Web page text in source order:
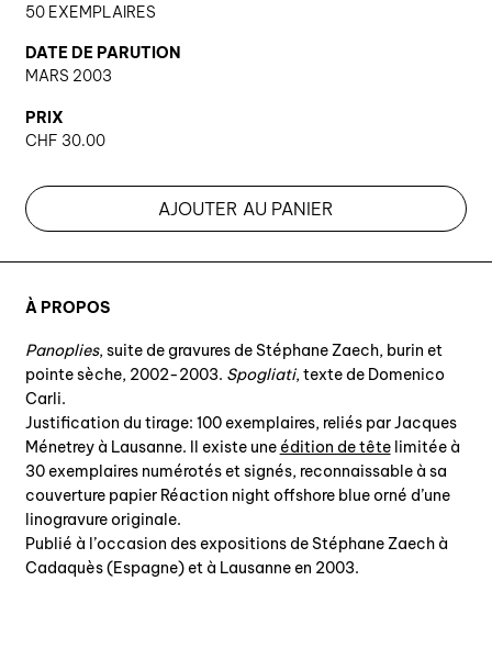
À PROPOS
Panoplies, suite de gravures de Stéphane Zaech, burin et
pointe sèche, 2002-2003. Spogliati, texte de Domenico
Carli.
Justification du tirage: 100 exemplaires, reliés par Jacques
Ménetrey à Lausanne. Il existe une édition de têtelimitée à
30 exemplaires numérotés et signés, reconnaissable à sa
couverture papier Réaction night offshore blue orné d’une
linogravure originale.
Publié à l’occasion des expositions de Stéphane Zaech à
Cadaquès (Espagne) et à Lausanne en 2003.
50 EXEMPLAIRES
DATE DE PARUTION
MARS 2003
PRIX
CHF 30.00
AJOUTER AU PANIER